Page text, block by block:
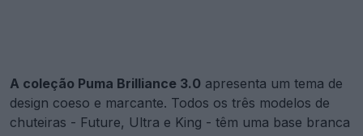
A coleção Puma Brilliance 3.0 apresenta um tema de
design coeso e marcante. Todos os três modelos de
chuteiras - Future, Ultra e King - têm uma base branca